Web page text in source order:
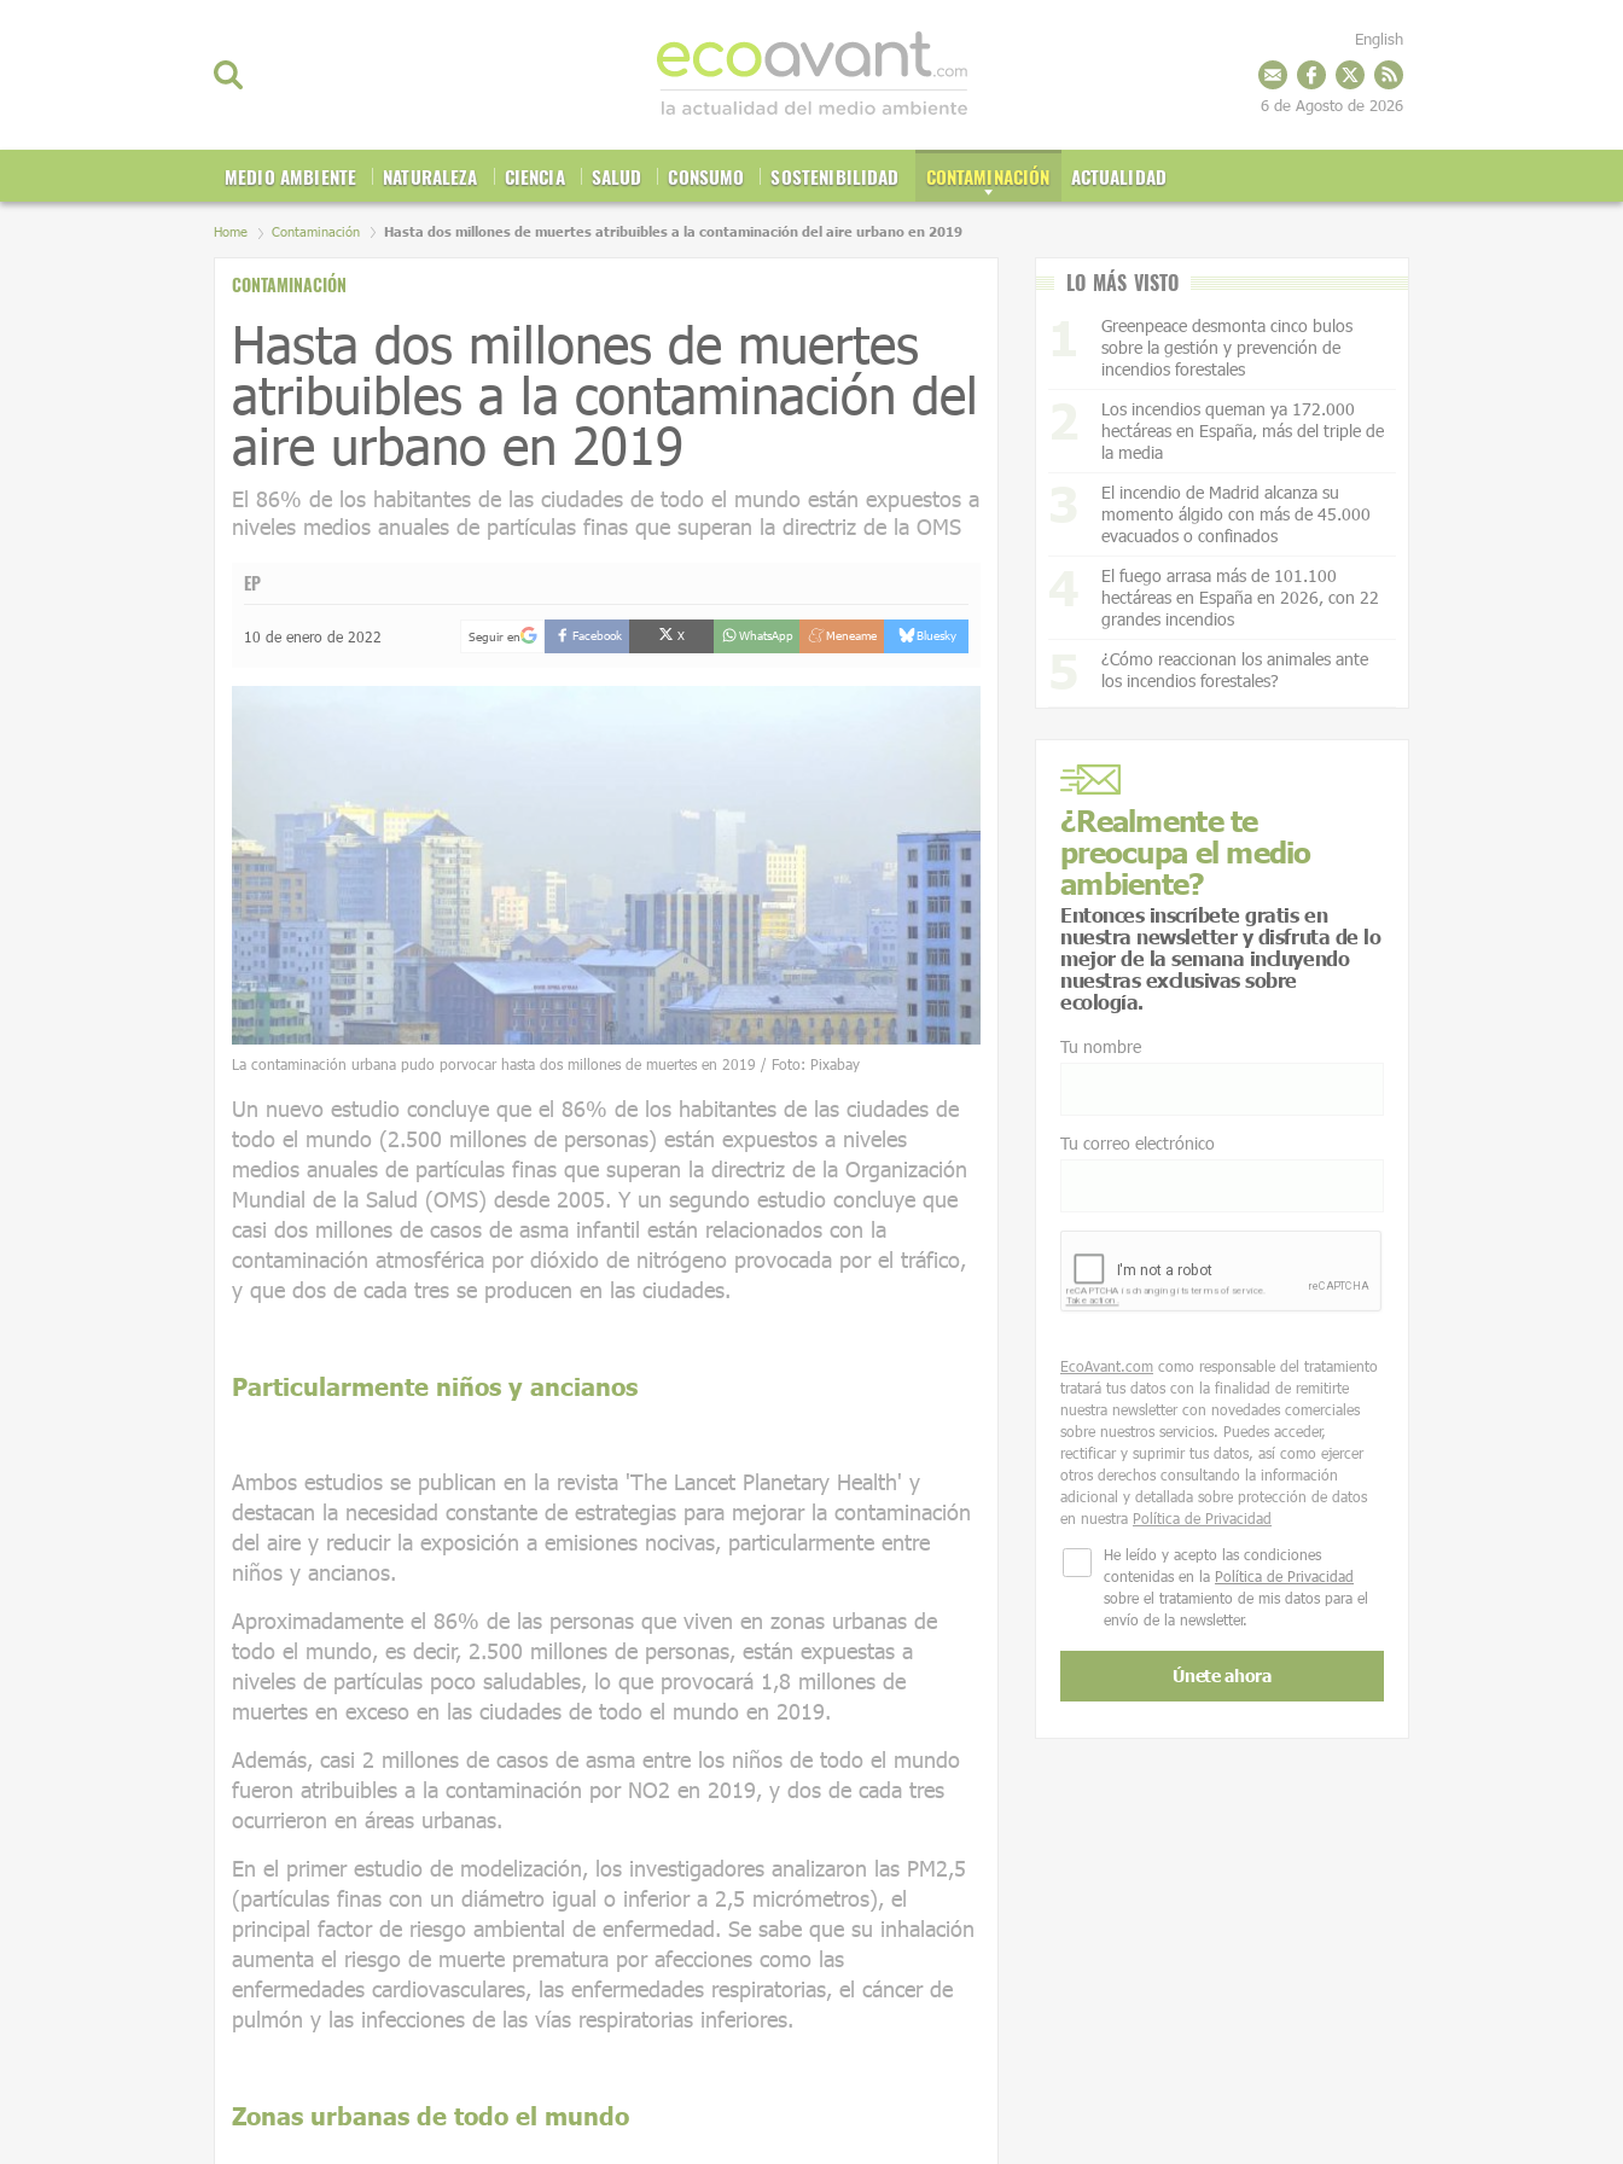
MEDIO AMBIENTE NATURALEZA CIENCIA SALUD CONSUMO SOSTENIBILIDAD CONTAMINACIÓN ACTUALIDAD
English
6 de Agosto de 2026
Home Contaminación Hasta dos millones de muertes atribuibles a la contaminación del aire urbano en 2019
CONTAMINACIÓN
Hasta dos millones de muertes
atribuibles a la contaminación del
aire urbano en 2019
El 86% de los habitantes de las ciudades de todo el mundo están expuestos a
niveles medios anuales de partículas finas que superan la directriz de la OMS
EP
10 de enero de 2022 Seguir en Facebook X WhatsApp Meneame Bluesky
La contaminación urbana pudo porvocar hasta dos millones de muertes en 2019 / Foto: Pixabay
Un nuevo estudio concluye que el 86% de los habitantes de las ciudades de
todo el mundo (2.500 millones de personas) están expuestos a niveles
medios anuales de partículas finas que superan la directriz de la Organización
Mundial de la Salud (OMS) desde 2005. Y un segundo estudio concluye que
casi dos millones de casos de asma infantil están relacionados con la
contaminación atmosférica por dióxido de nitrógeno provocada por el tráfico,
y que dos de cada tres se producen en las ciudades.
Particularmente niños y ancianos
Ambos estudios se publican en la revista 'The Lancet Planetary Health' y
destacan la necesidad constante de estrategias para mejorar la contaminación
del aire y reducir la exposición a emisiones nocivas, particularmente entre
niños y ancianos.
Aproximadamente el 86% de las personas que viven en zonas urbanas de
todo el mundo, es decir, 2.500 millones de personas, están expuestas a
niveles de partículas poco saludables, lo que provocará 1,8 millones de
muertes en exceso en las ciudades de todo el mundo en 2019.
Además, casi 2 millones de casos de asma entre los niños de todo el mundo
fueron atribuibles a la contaminación por NO2 en 2019, y dos de cada tres
ocurrieron en áreas urbanas.
En el primer estudio de modelización, los investigadores analizaron las PM2,5
(partículas finas con un diámetro igual o inferior a 2,5 micrómetros), el
principal factor de riesgo ambiental de enfermedad. Se sabe que su inhalación
aumenta el riesgo de muerte prematura por afecciones como las
enfermedades cardiovasculares, las enfermedades respiratorias, el cáncer de
pulmón y las infecciones de las vías respiratorias inferiores.
Zonas urbanas de todo el mundo
LO MÁS VISTO
Greenpeace desmonta cinco bulos
sobre la gestión y prevención de
incendios forestales
Los incendios queman ya 172.000
hectáreas en España, más del triple de
la media
El incendio de Madrid alcanza su
momento álgido con más de 45.000
evacuados o confinados
El fuego arrasa más de 101.100
hectáreas en España en 2026, con 22
grandes incendios
¿Cómo reaccionan los animales ante
los incendios forestales?
¿Realmente te
preocupa el medio
ambiente?
Entonces inscríbete gratis en
nuestra newsletter y disfruta de lo
mejor de la semana incluyendo
nuestras exclusivas sobre
ecología.
Tu nombre
Tu correo electrónico
EcoAvant.com como responsable del tratamiento
tratará tus datos con la finalidad de remitirte
nuestra newsletter con novedades comerciales
sobre nuestros servicios. Puedes acceder,
rectificar y suprimir tus datos, así como ejercer
otros derechos consultando la información
adicional y detallada sobre protección de datos
en nuestra Política de Privacidad
He leído y acepto las condiciones
contenidas en la Política de Privacidad
sobre el tratamiento de mis datos para el
envío de la newsletter.